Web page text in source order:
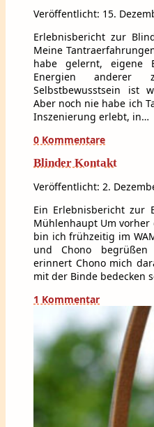
Veröffentlicht: 15.
Erlebnisbericht zur
Meine
habe gelernt, eigene
Energien anderer
Selbstbewusstsein ist
Aber noch nie habe ich
Inszenierung erlebt, in…
0 Kommentare
Blinder Kontakt
Veröffentlicht: 2.
Ein Erlebnisbericht zur
Mühlenhaupt Um vorher
bin ich frühzeitig im
und Chono
erinnert Chono mich
mit der Binde bedecken
1 Kommentar